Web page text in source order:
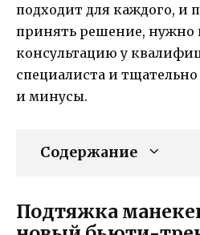
подходит для каждого, и
принять решение, нужно
консультацию у
специалиста и
и минусы.
Содержание
Подтяжка